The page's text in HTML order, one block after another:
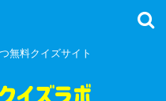
無料クイズサイト